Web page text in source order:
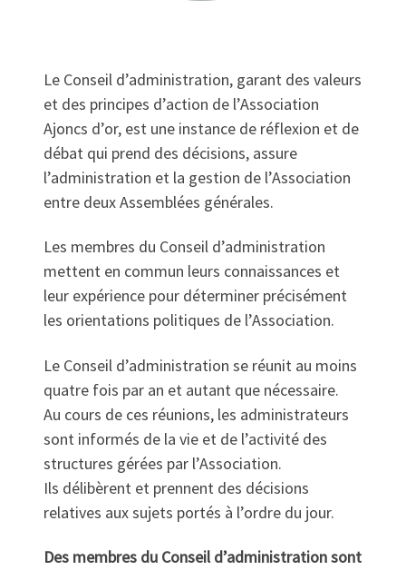
Le Conseil d’administration, garant des valeurs
et des principes d’action de l’Association
Ajoncs d’or, est une instance de réflexion et de
débat qui prend des décisions, assure
l’administration et la gestion de l’Association
entre deux Assemblées générales.
Les membres du Conseil d’administration
mettent en commun leurs connaissances et
leur expérience pour déterminer précisément
les orientations politiques de l’Association.
Le Conseil d’administration se réunit au moins
quatre fois par an et autant que nécessaire.
Au cours de ces réunions, les administrateurs
sont informés de la vie et de l’activité des
structures gérées par l’Association.
Ils délibèrent et prennent des décisions
relatives aux sujets portés à l’ordre du jour.
Des membres du Conseil d’administration sont